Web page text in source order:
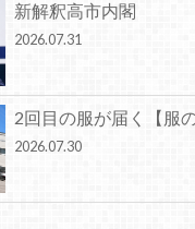
新解釈高市内閣
2026.07.31
2回目の服が届く【服
2026.07.30